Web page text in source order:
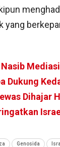
yang
Dukung
Dihajar
Genosida